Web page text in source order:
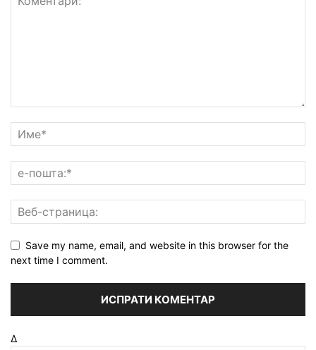
Save my name, email, and website in this browser for the
next time I comment.
Δ